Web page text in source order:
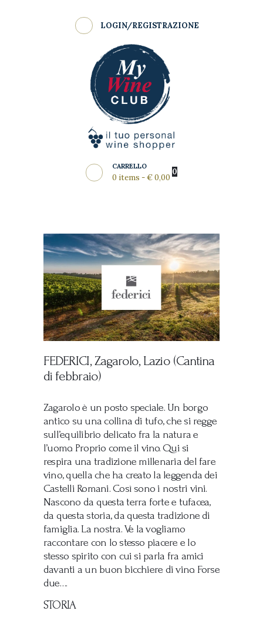
LOGIN/REGISTRAZIONE
CARRELLO
0 items -€ 0,00
0
MY WINE CLUB
Come Funziona
FEDERICI, Zagarolo, Lazio (Cantina
di febbraio)
Zagarolo è un posto speciale. Un borgo
antico su una collina di tufo, che si regge
sull’equilibrio delicato fra la natura e
l’uomo. Proprio come il vino. Qui si
respira una tradizione millenaria del fare
vino, quella che ha creato la leggenda dei
Castelli Romani. Così sono i nostri vini.
Nascono da questa terra forte e tufacea,
da questa storia, da questa tradizione di
famiglia. La nostra. Ve la vogliamo
raccontare con lo stesso piacere e lo
stesso spirito con cui si parla fra amici
davanti a un buon bicchiere di vino. Forse
due….
STORIA